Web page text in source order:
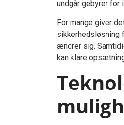
undgår gebyrer for
For mange giver
sikkerhedsløsning
ændrer sig.
kan klare